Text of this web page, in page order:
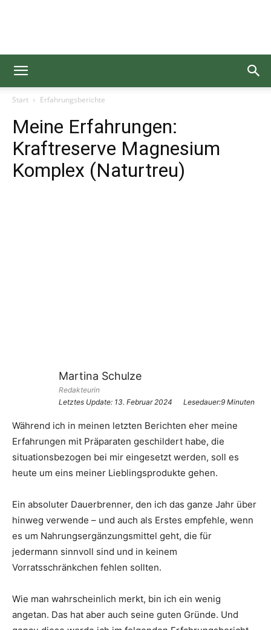
Gesundgelesen
Start Erfahrungsberichte
Meine Erfahrungen:
Kraftreserve Magnesium
Komplex (Naturtreu)
Martina Schulze
Redakteurin
Letztes Update: 13. Februar 2024 Lesedauer:9 Minuten
Während ich in meinen letzten Berichten eher meine
Erfahrungen mit Präparaten geschildert habe, die
situationsbezogen bei mir eingesetzt werden, soll es
heute um eins meiner Lieblingsprodukte gehen.
Ein absoluter Dauerbrenner, den ich das ganze Jahr über
hinweg verwende – und auch als Erstes empfehle, wenn
es um Nahrungsergänzungsmittel geht, die für
jedermann sinnvoll sind und in keinem
Vorratsschränkchen fehlen sollten.
Wie man wahrscheinlich merkt, bin ich ein wenig
angetan. Das hat aber auch seine guten Gründe. Und